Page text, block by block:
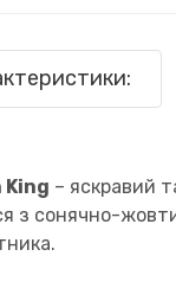
King – яскравий
з сонячно-